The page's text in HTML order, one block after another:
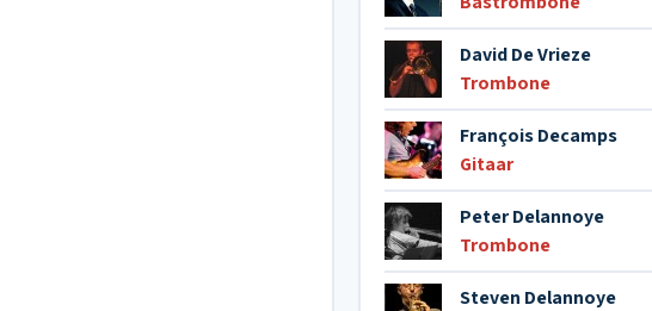
David De Vrieze
Trombone
François Decamps
Gitaar
Peter Delannoye
Trombone
Steven Delannoye